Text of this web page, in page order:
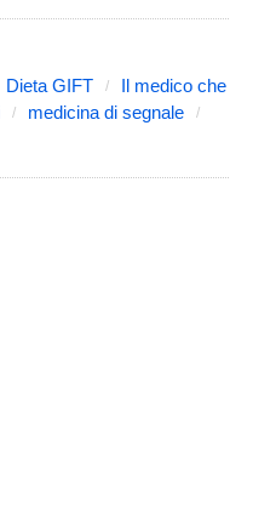
Dieta GIFT
Il medico che
medicina di segnale